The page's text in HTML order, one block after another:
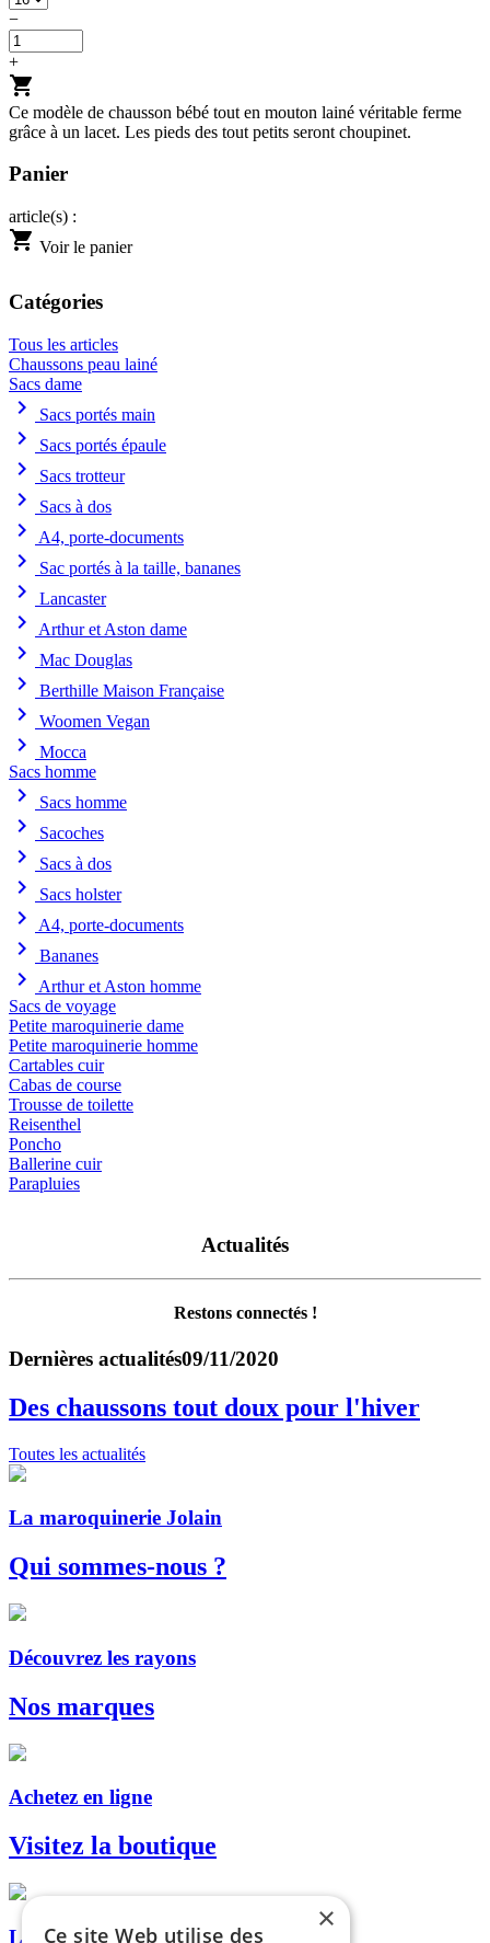
−
+
shopping_cart
Ce modèle de chausson bébé tout en mouton lainé véritable ferme
grâce à un lacet. Les pieds des tout petits seront choupinet.
Panier
article(s) :
shopping_cart Voir le panier
Catégories
Tous les articles
Chaussons peau lainé
Sacs dame
chevron_right Sacs portés main
chevron_right Sacs portés épaule
chevron_right Sacs trotteur
chevron_right Sacs à dos
chevron_right A4, porte-documents
chevron_right Sac portés à la taille, bananes
chevron_right Lancaster
chevron_right Arthur et Aston dame
chevron_right Mac Douglas
chevron_right Berthille Maison Française
chevron_right Woomen Vegan
chevron_right
Mocca
Sacs homme
chevron_right Sacs homme
chevron_right Sacoches
chevron_right Sacs à dos
chevron_right Sacs holster
chevron_right A4, porte-documents
chevron_right Bananes
chevron_right
Arthur et Aston homme
Sacs de voyage
Petite maroquinerie dame
Petite maroquinerie homme
Cartables cuir
Cabas de course
Trousse de toilette
Reisenthel
Poncho
Ballerine cuir
Parapluies
Actualités
Restons connectés !
Dernières actualités09/11/2020
Des chaussons tout doux pour l'hiver
Toutes les actualités
La maroquinerie Jolain
Qui sommes-nous ?
Découvrez les rayons
Nos marques
Achetez en ligne
Visitez la boutique
Livraison, retrait en magasin...
×
Ce site Web utilise des